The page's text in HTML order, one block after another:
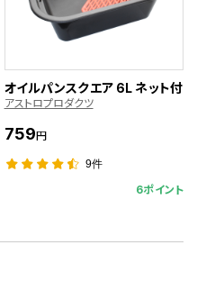
オイルパンスクエア 6L ネット付
アストロプロダクツ
759円
9件
6ポイント